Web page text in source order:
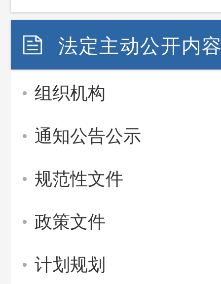
法定主动公开内
组织机构
通知公告公示
规范性文件
政策文件
计划规划